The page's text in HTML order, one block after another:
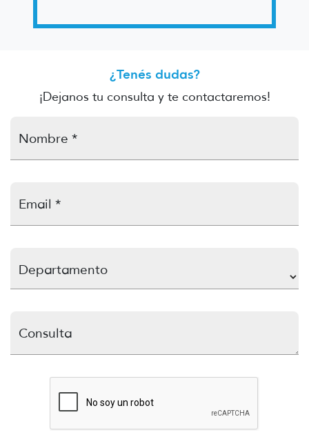
¿Tenés dudas?
¡Dejanos tu consulta y te contactaremos!
Nombre *
Email *
Departamento
Consulta